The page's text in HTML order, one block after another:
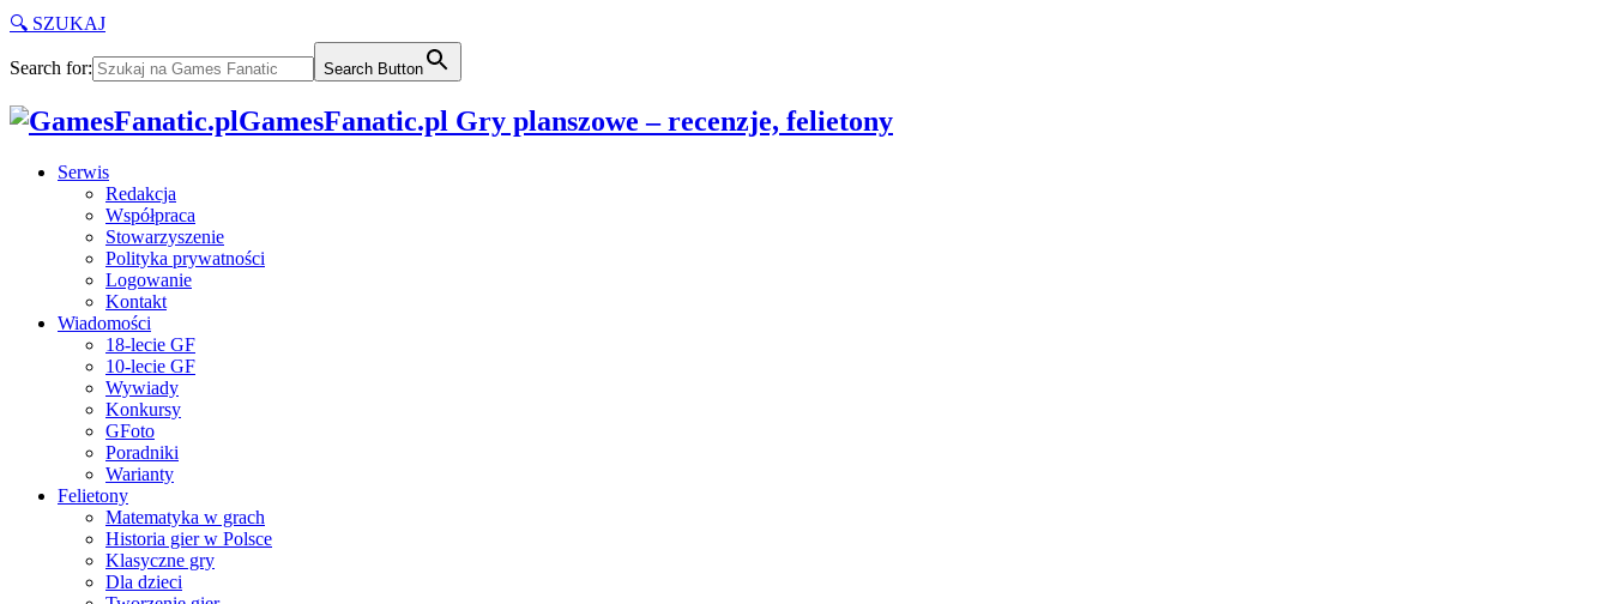
🔍 SZUKAJ
Search for: Search Button
GamesFanatic.pl Gry planszowe – recenzje, felietony
Serwis
Redakcja
Współpraca
Stowarzyszenie
Polityka prywatności
Logowanie
Kontakt
Wiadomości
18-lecie GF
10-lecie GF
Wywiady
Konkursy
GFoto
Poradniki
Warianty
Felietony
Matematyka w grach
Historia gier w Polsce
Klasyczne gry
Dla dzieci